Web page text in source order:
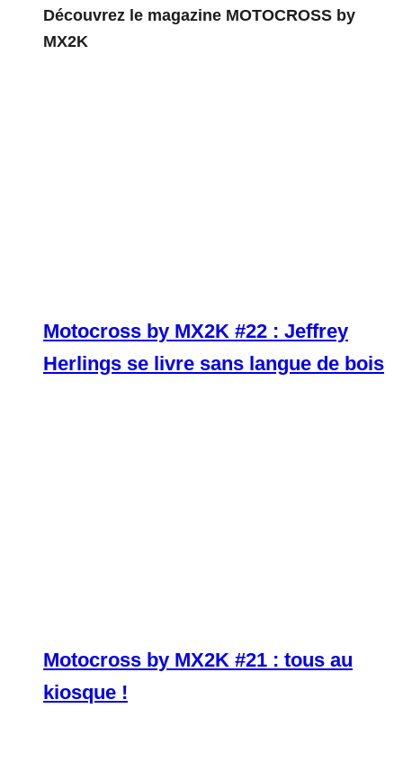
Découvrez le magazine MOTOCROSS by
MX2K
Motocross by MX2K #22 : Jeffrey
Herlings se livre sans langue de bois
Motocross by MX2K #21 : tous au
kiosque !